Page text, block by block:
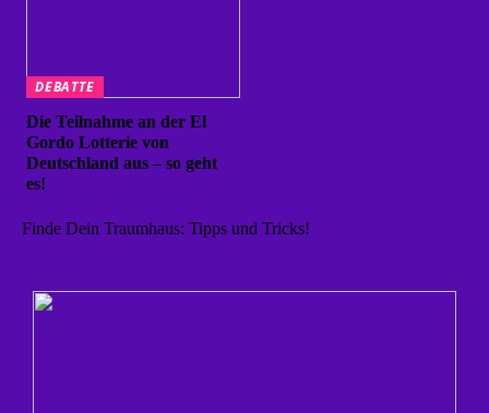
DEBATTE
Die Teilnahme an der El
Gordo Lotterie von
Deutschland aus – so geht
es!
Finde Dein Traumhaus: Tipps und Tricks!